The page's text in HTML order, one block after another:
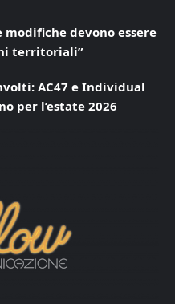
modifiche devono essere
territoriali”
AC47 e Individual
per l’estate 2026